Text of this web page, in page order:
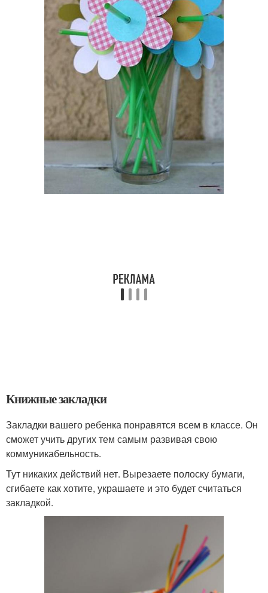
Книжные закладки
Закладки вашего ребенка понравятся всем в классе. Он
сможет учить других тем самым развивая свою
коммуникабельность.
Тут никаких действий нет. Вырезаете полоску бумаги,
сгибаете как хотите, украшаете и это будет считаться
закладкой.